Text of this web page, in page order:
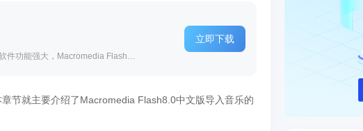
软件介绍: Flash是由Macromedia公司推出的一款制作软件。这款软件功能强大，Macromedia Flash可以将背景、...
立即下载
就主要介绍了Macromedia Flash8.0中文版导入音乐的